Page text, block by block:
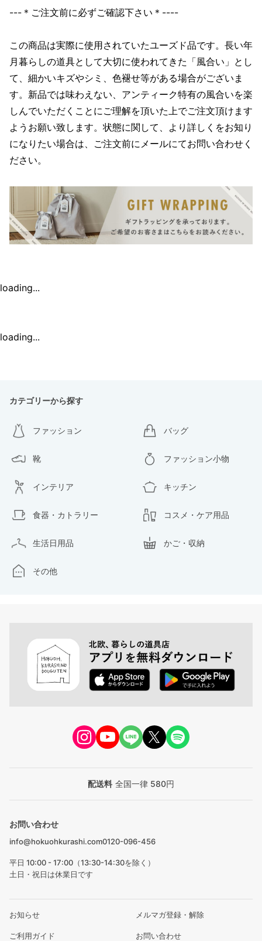
---＊ご注文前に必ずご確認下さい＊----
この商品は実際に使用されていたユーズド品です。長い年
月暮らしの道具として大切に使われてきた「風合い」とし
て、細かいキズやシミ、色褪せ等がある場合がございま
す。新品では味わえない、アンティーク特有の風合いを楽
しんでいただくことにご理解を頂いた上でご注文頂けます
ようお願い致します。状態に関して、より詳しくをお知り
になりたい場合は、ご注文前にメールにてお問い合わせく
ださい。
loading...
loading...
カテゴリーから探す
ファッション バッグ
靴 ファッション小物
インテリア キッチン
食器・カトラリー コスメ・ケア用品
生活日用品 かご・収納
その他
配送料 全国一律 580円
お問い合わせ
info@hokuohkurashi.com0120-096-456
平日 10:00 - 17:00（13:30-14:30を除く）
土日・祝日は休業日です
お知らせ メルマガ登録・解除
ご利用ガイド お問い合わせ